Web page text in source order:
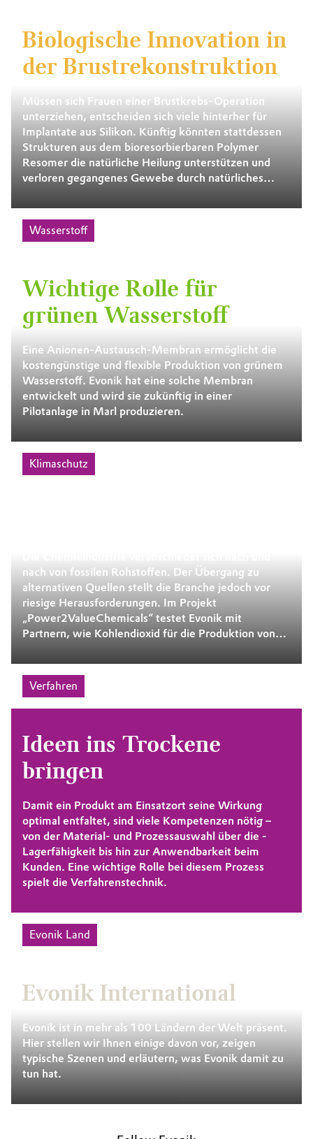
Biologische Innovation in
der Brustrekonstruktion
Müssen sich Frauen einer Brustkrebs-Operation
unterziehen, entscheiden sich viele hinterher für
Implantate aus Silikon. Künftig könnten stattdessen
Strukturen aus dem bioresorbierbaren Polymer
Resomer die natürliche Heilung unterstützen und
verloren gegangenes Gewebe durch natürliches
Wasserstoff
Wichtige Rolle für
grünen Wasserstoff
Eine Anionen-Austausch-Membran ermöglicht die
kostengünstige und flexible Produktion von grünem
Wasserstoff. Evonik hat eine solche Membran
entwickelt und wird sie zukünftig in einer
Pilotanlage in Marl produzieren.
Klimaschutz
nach von fossilen Rohstoffen. Der Übergang zu
alternativen Quellen stellt die Branche jedoch vor
riesige Herausforderungen. Im Projekt
„Power2ValueChemicals“ testet Evonik mit
Partnern, wie Kohlendioxid für die Produktion von
Verfahren
Ideen ins Trockene
bringen
Damit ein Produkt am Einsatzort seine Wirkung
optimal entfaltet, sind viele Kompetenzen nötig –
von der Material- und Prozessauswahl über die ­
Lagerfähigkeit bis hin zur Anwendbarkeit beim
Kunden. Eine wichtige Rolle bei diesem Prozess
spielt die Verfahrenstechnik.
Evonik Land
Evonik International
Evonik ist in mehr als 100 Ländern der Welt präsent.
Hier stellen wir Ihnen einige davon vor, zeigen
typische Szenen und erläutern, was Evonik damit zu
tun hat.